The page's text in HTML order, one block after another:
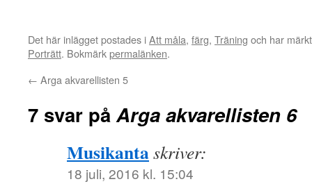
Det här inlägget postades iAtt måla, färg, Träning och har
Porträtt. Bokmärkpermalänken.
← Arga akvarellisten 5
7 svar påArga akvarellisten 6
Musikantaskriver:
18 juli, 2016 kl. 15:04